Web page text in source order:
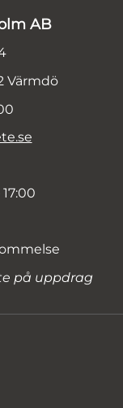
AB
Värmdö
på uppdrag